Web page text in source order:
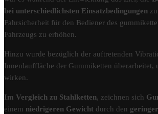
bei unterschiedlichsten Einsatzbedingungen
Fahrsicherheit für den Bediener des
Fahrzeugs zu erhöhen.
Hinzu wurde bezüglich der auftretenden
Innenlauffläche der Gummiketten überarbeitet,
wirken.
Im Vergleich zu Stahlketten, zeichnen sich
einem niedrigeren Gewicht durch den